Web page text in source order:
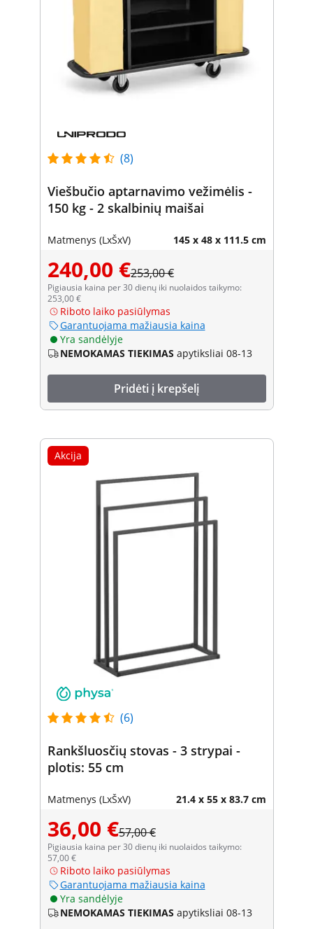
(8)
Viešbučio aptarnavimo vežimėlis -
150 kg - 2 skalbinių maišai
Matmenys (LxŠxV) 145 x 48 x 111.5 cm
240,00 €253,00 €
Pigiausia kaina per 30 dienų iki nuolaidos taikymo:
253,00 €
Riboto laiko pasiūlymas
Garantuojama mažiausia kaina
Yra sandėlyje
NEMOKAMAS TIEKIMAS apytiksliai 08-13
Pridėti į krepšelį
Akcija
(6)
Rankšluosčių stovas - 3 strypai -
plotis: 55 cm
Matmenys (LxŠxV) 21.4 x 55 x 83.7 cm
36,00 €57,00 €
Pigiausia kaina per 30 dienų iki nuolaidos taikymo:
57,00 €
Riboto laiko pasiūlymas
Garantuojama mažiausia kaina
Yra sandėlyje
NEMOKAMAS TIEKIMAS apytiksliai 08-13